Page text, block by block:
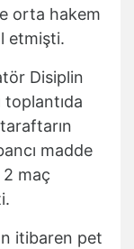
orta hakem
etmişti.
Disiplin
toplantıda
madde
maç
itibaren pet